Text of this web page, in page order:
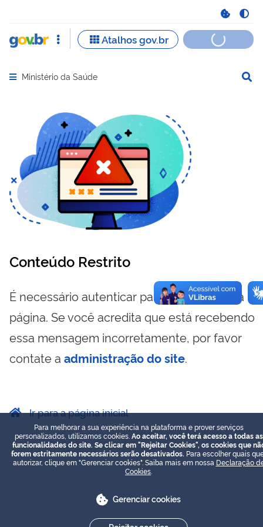
Abrir menu principal de navegação
Ministério da Saúde
Conteúdo Restrito
É necessário autenticar para visualizar essa
página. Se você acredita que está recebendo
essa mensagem incorretamente, por favor
contate a administração do site.
Ir para a página inicial
Para melhorar a sua experiência na plataforma e prover serviços
personalizados, utilizamos cookies. Ao aceitar, você terá acesso a todas as
funcionalidades do site. Se clicar em "Rejeitar Cookies", os cookies que
forem estritamente necessários serão desativados. Para escolher quais
autorizar, clique em "Gerenciar cookies". Saiba mais em nossa Declaração
Cookies
Gerenciar cookies